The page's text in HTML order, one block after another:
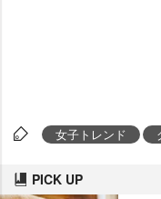
女子トレンド
PICK UP